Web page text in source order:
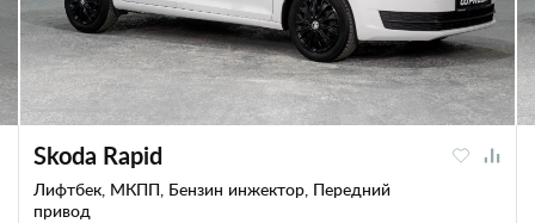
Skoda Rapid
Лифтбек, МКПП, Бензин инжектор, Передний
привод